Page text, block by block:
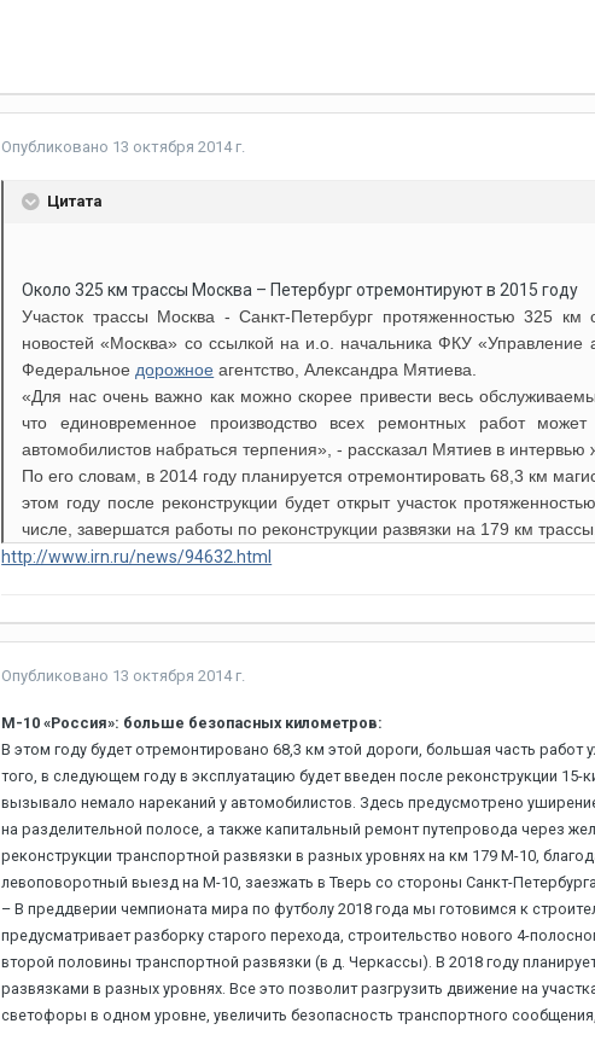
Опубликовано 13 октября 2014 г.
Цитата
Около 325 км трассы Москва – Петербург отремонтируют в 2015 году
Участок трассы Москва - Санкт-Петербург протяженностью 325
новостей «Москва» со ссылкой на и.о. начальника ФКУ
Федеральное дорожное агентство, Александра Мятиева.
«Для нас очень важно как можно скорее привести весь
что единовременное производство всех ремонтных работ
автомобилистов набраться терпения», - рассказал Мятиев в
По его словам, в 2014 году планируется отремонтировать 68,3 км
этом году после реконструкции будет открыт участок
числе, завершатся работы по реконструкции развязки на 179 км трассы.
http://www.irn.ru/news/94632.html
Опубликовано 13 октября 2014 г.
М-10 «Россия»: больше безопасных километров:
В этом году будет отремонтировано 68,3 км этой дороги, большая часть
того, в следующем году в эксплуатацию будет введен после реконструкции
вызывало немало нареканий у автомобилистов. Здесь предусмотрено
на разделительной полосе, а также капитальный ремонт путепровода через
реконструкции транспортной развязки в разных уровнях на км 179 М-10,
левоповоротный выезд на М-10, заезжать в Тверь со стороны Санкт-
– В преддверии чемпионата мира по футболу 2018 года мы готовимся к
предусматривает разборку старого перехода, строительство нового 4-
второй половины транспортной развязки (в д. Черкассы). В 2018 году
развязками в разных уровнях. Все это позволит разгрузить движение на
светофоры в одном уровне, увеличить безопасность транспортного